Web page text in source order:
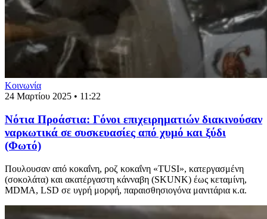
Κοινωνία
24 Μαρτίου 2025 • 11:22
Νότια Προάστια: Γόνοι επιχειρηματιών διακινούσαν
ναρκωτικά σε συσκευασίες από χυμό και ξύδι
(Φωτό)
Πουλουσαν από κοκαΐνη, ροζ κοκαΐνη «TUSI», κατεργασμένη
(σοκολάτα) και ακατέργαστη κάνναβη (SKUNK) έως κεταμίνη,
MDMA, LSD σε υγρή μορφή, παραισθησιογόνα μανιτάρια κ.α.